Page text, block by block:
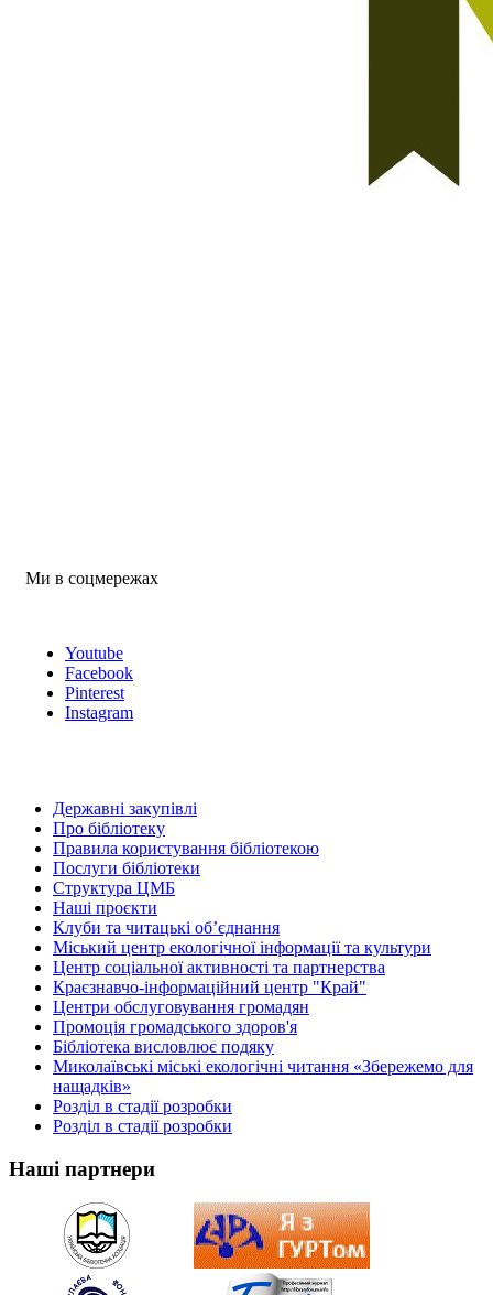
Ми в соцмережах
Youtube
Facebook
Pinterest
Instagram
Державні закупівлі
Про бібліотеку
Правила користування бібліотекою
Послуги бібліотеки
Структура ЦМБ
Наші проєкти
Клуби та читацькі об’єднання
Міський центр екологічної інформації та культури
Центр соціальної активності та партнерства
Краєзнавчо-інформаційний центр "Край"
Центри обслуговування громадян
Промоція громадського здоров'я
Бібліотека висловлює подяку
Миколаївські міські екологічні читання «Збережемо для
нащадків»
Розділ в стадії розробки
Розділ в стадії розробки
Наші партнери